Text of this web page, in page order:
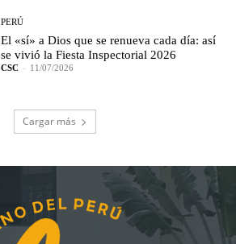
PERÚ
El «sí» a Dios que se renueva cada día: así
se vivió la Fiesta Inspectorial 2026
CSC - 11/07/2026
Cargar más